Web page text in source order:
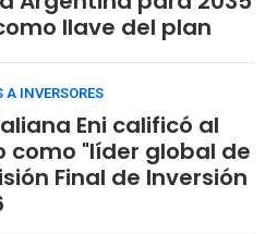
llave del plan
A INVERSORES
Eni calificó al
"líder global de
Final de Inversión